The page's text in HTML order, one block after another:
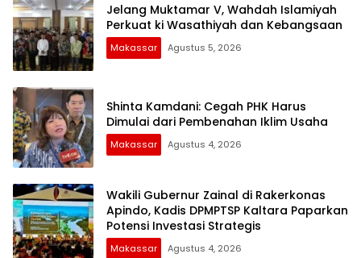
Jelang Muktamar V, Wahdah Islamiyah
Perkuat ki Wasathiyah dan Kebangsaan
Makassar Agustus 5, 2026
Shinta Kamdani: Cegah PHK Harus
Dimulai dari Pembenahan Iklim Usaha
Makassar Agustus 4, 2026
Wakili Gubernur Zainal di Rakerkonas
Apindo, Kadis DPMPTSP Kaltara Paparkan
Potensi Investasi Strategis
Makassar Agustus 4, 2026